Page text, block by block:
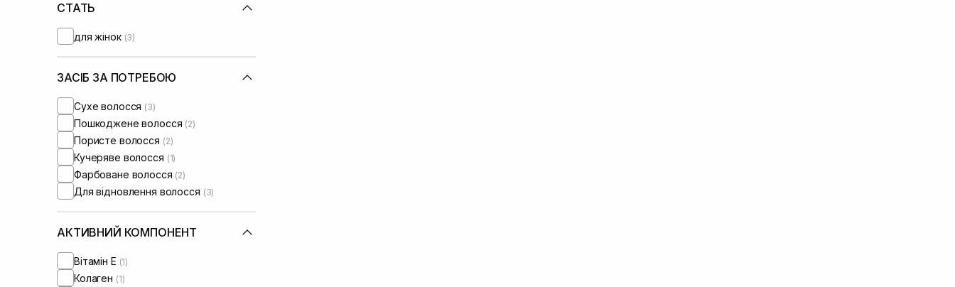
СТАТЬ
для жінок (3)
ЗАСІБ ЗА ПОТРЕБОЮ
Сухе волосся (3)
Пошкоджене волосся (2)
Пористе волосся (2)
Кучеряве волосся (1)
Фарбоване волосся (2)
Для відновлення волосся (3)
АКТИВНИЙ КОМПОНЕНТ
Вітамін Е (1)
Колаген (1)